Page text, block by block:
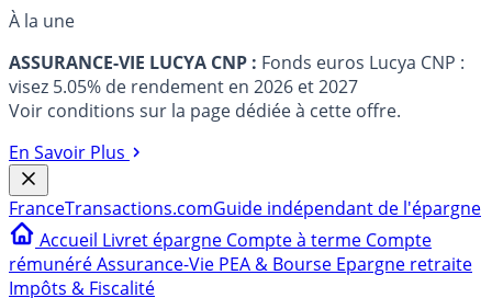
À la une
ASSURANCE-VIE LUCYA CNP : Fonds euros Lucya CNP :
visez 5.05% de rendement en 2026 et 2027
Voir conditions sur la page dédiée à cette offre.
En Savoir Plus
FranceTransactions.comGuide indépendant de l'épargne
Accueil Livret épargne Compte à terme Compte
rémunéréAssurance-Vie PEA & Bourse Epargne retraite
Impôts & Fiscalité